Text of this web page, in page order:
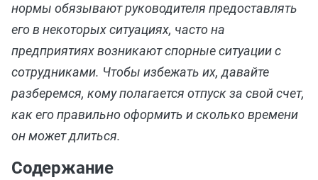
нормы обязывают руководителя предоставлять
его в некоторых ситуациях, часто на
предприятиях возникают спорные ситуации с
сотрудниками. Чтобы избежать их, давайте
разберемся, кому полагается отпуск за свой счет,
как его правильно оформить и сколько времени
он может длиться.
Содержание